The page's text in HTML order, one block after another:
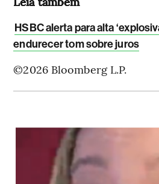
HSBC alerta para alta
endurecer tom sobre juros
©2026 Bloomberg L.P.